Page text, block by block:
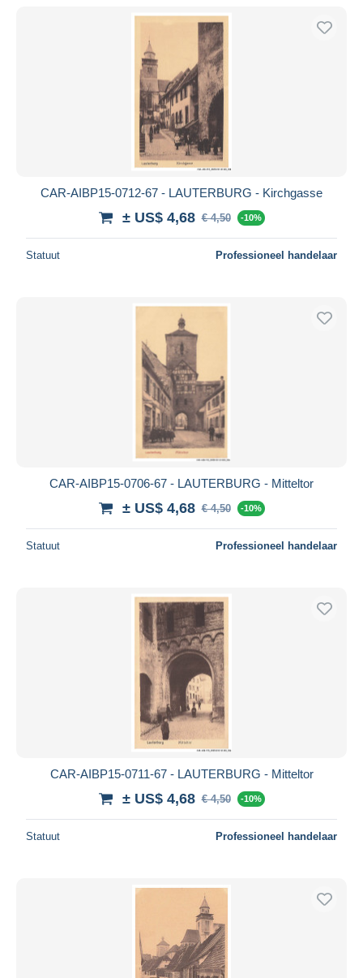
CAR-AIBP15-0712-67 - LAUTERBURG - Kirchgasse
± US$ 4,68 € 4,50 -10%
Statuut Professioneel handelaar
CAR-AIBP15-0706-67 - LAUTERBURG - Mitteltor
± US$ 4,68 € 4,50 -10%
Statuut Professioneel handelaar
CAR-AIBP15-0711-67 - LAUTERBURG - Mitteltor
± US$ 4,68 € 4,50 -10%
Statuut Professioneel handelaar